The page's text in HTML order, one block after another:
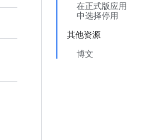
在正式版应用
中选择停用
其他资源
博文